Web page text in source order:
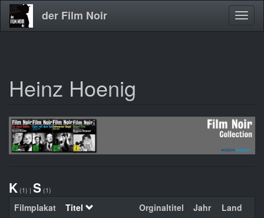
Direkt
zum
der Film Noir
Heinz Hoenig
K (1) | S (1)
Filmplakat Titel Orginaltitel Jahr Land